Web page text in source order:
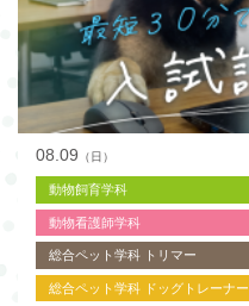
08.09 （日）
動物飼育学科
動物看護師学科
総合ペット学科 トリマー
総合ペット学科 ドッグトレーナー